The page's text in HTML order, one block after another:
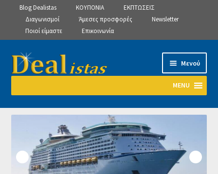
Blog Dealistas ΚΟΥΠΟΝΙΑ
ΕΚΠΤΩΣΕΙΣ
Διαγωνισμοί
Άμεσες προσφορές
Newsletter
Ποιοί είμαστε
Επικοινωνία
Απευθείας
μετάβαση
πλοήγηση
Μετάβαση
σε
Μενού
MENU
Αρχική
Manage Subscriptions
Manage Subscriptions